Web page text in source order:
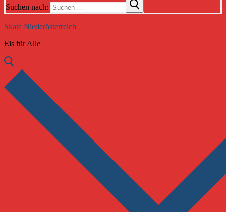
Suchen nach:
Skate Niederösterreich
Eis für Alle